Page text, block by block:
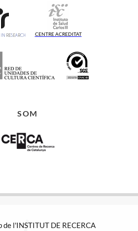
CENTRE ACREDITAT
SOM
de l'INSTITUT DE RECERCA